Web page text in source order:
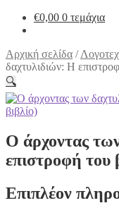
€0,00 0 τεμάχια
Αρχική σελίδα /
δαχτυλιδιών: Η
🔍
Ο άρχοντας
επιστροφή του
Επιπλέον